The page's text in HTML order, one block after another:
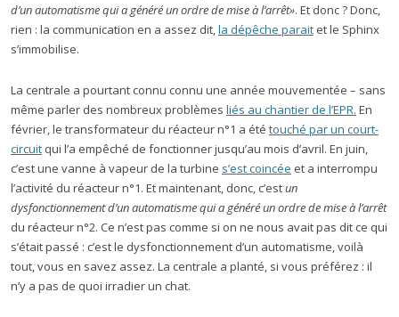
d’un automatisme qui a généré un ordre de mise à l’arrêt». Et donc ? Donc,
rien : la communication en a assez dit,la dépêche parait et le Sphinx
s’immobilise.
La centrale a pourtant connu connu une année mouvementée – sans
même parler des nombreux problèmes liés au chantier de l’EPR. En
février, le transformateur du réacteur n°1 a été touché par un court-
circuit qui l’a empêché de fonctionner jusqu’au mois d’avril. En juin,
c’est une vanne à vapeur de la turbine s’est coincée et a interrompu
l’activité du réacteur n°1. Et maintenant, donc, c’estun
dysfonctionnement d’un automatisme qui a généré un ordre de mise à l’arrêt
du réacteur n°2. Ce n’est pas comme si on ne nous avait pas dit ce qui
s’était passé : c’est le dysfonctionnement d’un automatisme, voilà
tout, vous en savez assez. La centrale a planté, si vous préférez : il
n’y a pas de quoi irradier un chat.